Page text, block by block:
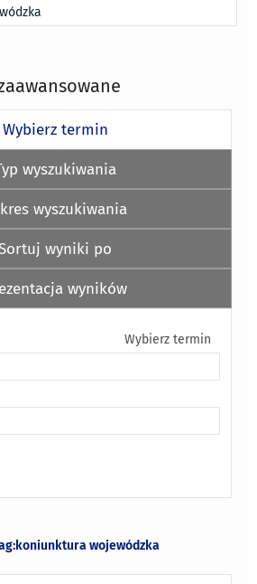
Wybierz termin
wyszukiwania
wyszukiwania
wyniki po
wyników
Wybierz termin
wojewódzka